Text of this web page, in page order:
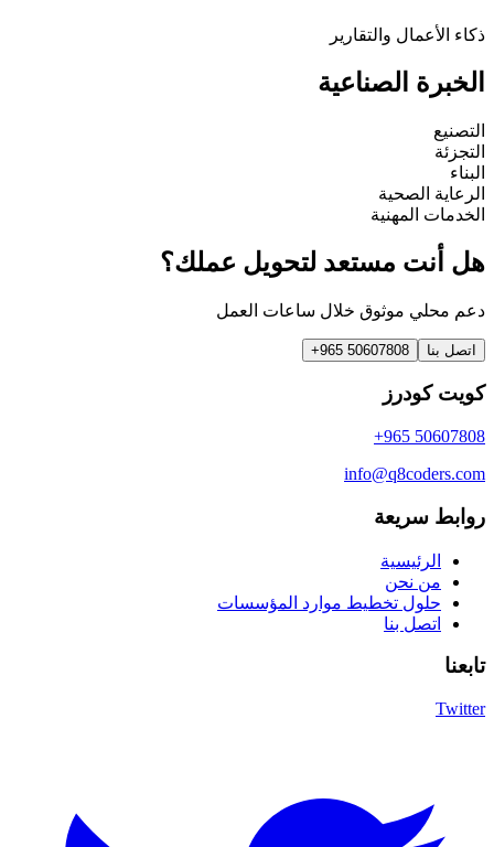
ذكاء الأعمال والتقارير
الخبرة الصناعية
التصنيع
التجزئة
البناء
الرعاية الصحية
الخدمات المهنية
هل أنت مستعد لتحويل عملك؟
دعم محلي موثوق خلال ساعات العمل
اتصل بنا +965 50607808
كويت كودرز
+965 50607808
info@q8coders.com
روابط سريعة
الرئيسية
من نحن
حلول تخطيط موارد المؤسسات
اتصل بنا
تابعنا
Twitter